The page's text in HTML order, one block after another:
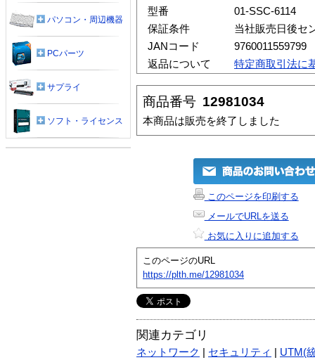
型番
01-SSC-6114
保証条件
当社販売日後セ
JANコード
9760011559799
返品について
特定商取引法に
商品番号 12981034
本商品は販売を終了しました
このページを印刷する
メールでURLを送る
お気に入りに追加する
このページのURL
https://plth.me/12981034
関連カテゴリ
ネットワーク セキュリティ
UTM(
パソコン・周辺機器
PCパーツ
サプライ
ソフト・ライセンス